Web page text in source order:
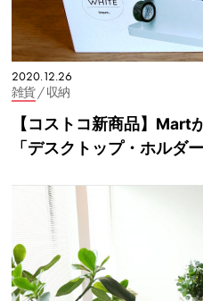
2020.12.26
雑貨/ 収納
【コストコ新商品】Mart
「デスクトップ・ホルダー